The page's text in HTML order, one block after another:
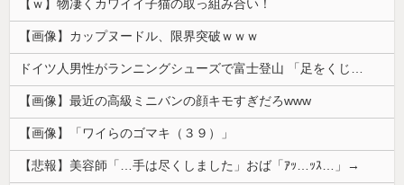
【ｗ】物凄くカワイイ子猫の取っ組み合い！
【画像】カップヌードル、限界突破ｗｗｗ
ドイツ人男性がランニングシューズで富士登山 「足をくじいて動けない」
【画像】最近の高級ミニバンの顔キモすぎだろwww
【画像】「ワイらのゴマキ（３９）」
【悲報】美容師「…手は尽くしました」おば「ｱｯ…ｯｽ…」→